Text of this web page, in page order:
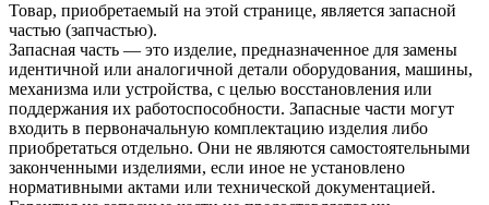
Товар, приобретаемый на этой странице, является запасной
частью (запчастью).
Запасная часть — это изделие, предназначенное для замены
идентичной или аналогичной детали оборудования, машины,
механизма или устройства, с целью восстановления или
поддержания их работоспособности. Запасные части могут
входить в первоначальную комплектацию изделия либо
приобретаться отдельно. Они не являются самостоятельными
законченными изделиями, если иное не установлено
нормативными актами или технической документацией.